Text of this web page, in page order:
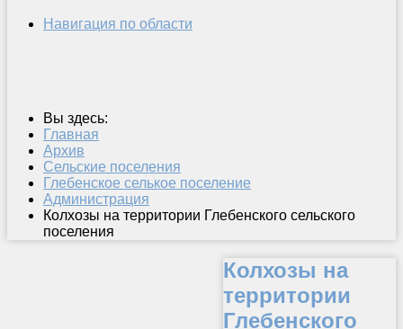
Навигация по области
Вы здесь:
Главная
Архив
Сельские поселения
Глебенское селькое поселение
Администрация
Колхозы на территории Глебенского сельского
поселения
Колхозы на
территории
Глебенского